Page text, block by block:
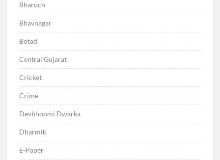
Bharuch
Bhavnagar
Botad
Central Gujarat
Cricket
Crime
Devbhoomi Dwarka
Dharmik
E-Paper